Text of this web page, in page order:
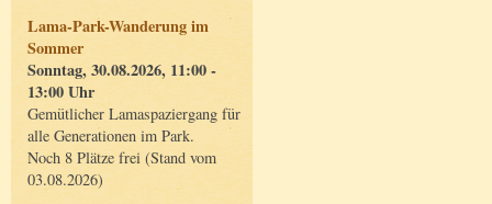
Lama-Park-Wanderung im
Sommer
Sonntag, 30.08.2026, 11:00 -
13:00 Uhr
Gemütlicher Lamaspaziergang für
alle Generationen im Park.
Noch 8 Plätze frei (Stand vom
03.08.2026)